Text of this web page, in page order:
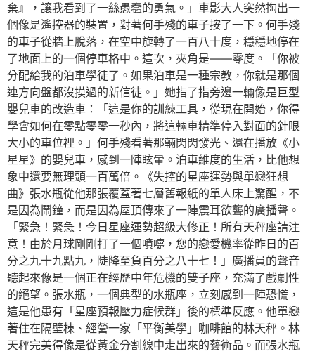
棄』，讓我看到了一絲愚蠢的勇氣。」車影大人突然掏出一
個像是遙控器的裝置，對著何手殘的車子按了一下。何手殘
的車子從牆上脫落，在空中旋轉了一百八十度，穩穩地停在
了地面上的一個停車格中。這次，夾角是——零度。「你被
分配給我的泊車學徒了。如果泊車是一種宗教，你就是那個
連方向盤都沒摸過的新信徒。」她指了指旁邊一輛像是巨型
嬰兒車的改造車：「這是你的訓練工具，從現在開始，你得
學會如何在零點零零一秒內，將這輛車精準停入對面的針眼
大小的車位裡。」何手殘看著那輛閃閃發光、還在播放《小
星星》的嬰兒車，感到一陣眩暈。泊車維度的生活，比他想
象中還要無理頭一百萬倍。《失控的星座運勢與單戀狂想
曲》張水瓶從他那張覆蓋著七層舊報紙的單人床上驚醒，不
是因為鬧鐘，而是因為屋頂傳來了一陣震耳欲聾的廣播聲。
「緊急！緊急！今日星座運勢超級大修正！所有天秤座請注
意！由於月球剛剛打了一個噴嚏，您的戀愛機率從昨日的百
分之九十九點九，陡降至負百分之八十七！」廣播員的聲音
聽起來像是一個正在經歷中年危機的雙子座，充滿了戲劇性
的絕望。張水瓶，一個典型的水瓶座，立刻感到一陣恐慌，
這是他患有「星座預報壓力症候群」後的標準反應。他單戀
著住在隔壁棟、經營一家「平衡美學」咖啡館的林天秤。林
天秤完美得像是從黃金分割線中走出來的藝術品。而張水瓶